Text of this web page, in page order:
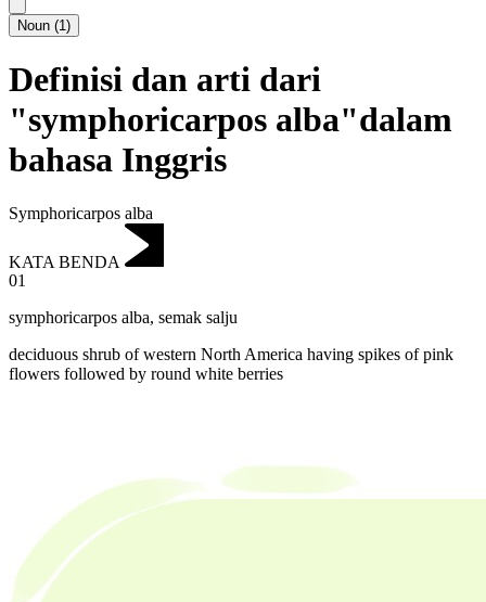
Noun (1)
Definisi dan arti dari
"symphoricarpos alba"dalam
bahasa Inggris
Symphoricarpos alba
KATA BENDA
01
symphoricarpos alba, semak salju
deciduous shrub of western North America having spikes of pink
flowers followed by round white berries